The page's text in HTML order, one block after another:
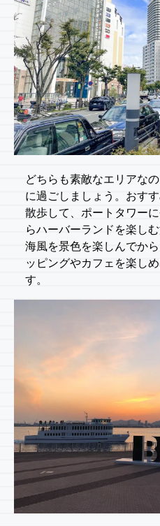
どちらも素敵なエリアな
に過ごしましょう。おす
散歩して、ポートタワー
らハーバーランドを楽し
海風を景色を楽しんでか
ッピングやカフェを楽し
す。